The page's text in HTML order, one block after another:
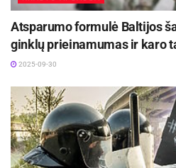
Atsparumo formulė Baltijos
ginklų prieinamumas ir karo
2025-09-30